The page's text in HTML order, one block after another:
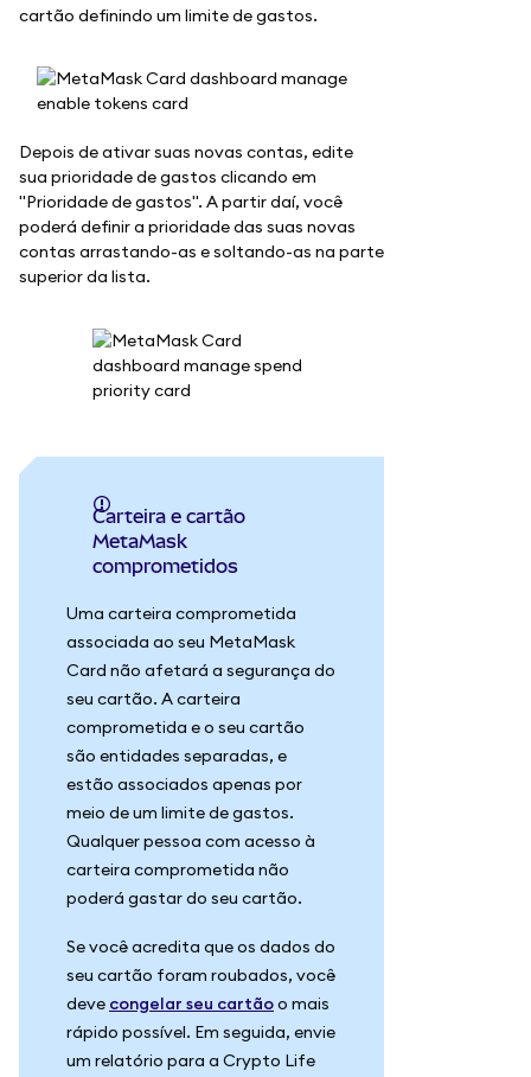
cartão definindo um limite de gastos.
Depois de ativar suas novas contas, edite
sua prioridade de gastos clicando em
"Prioridade de gastos". A partir daí, você
poderá definir a prioridade das suas novas
contas arrastando-as e soltando-as na parte
superior da lista.
Carteira e cartão
MetaMask
comprometidos
Uma carteira comprometida
associada ao seu MetaMask
Card não afetará a segurança do
seu cartão. A carteira
comprometida e o seu cartão
são entidades separadas, e
estão associados apenas por
meio de um limite de gastos.
Qualquer pessoa com acesso à
carteira comprometida não
poderá gastar do seu cartão.
Se você acredita que os dados do
seu cartão foram roubados, você
deve congelar seu cartãoo mais
rápido possível. Em seguida, envie
um relatório para a Crypto Life